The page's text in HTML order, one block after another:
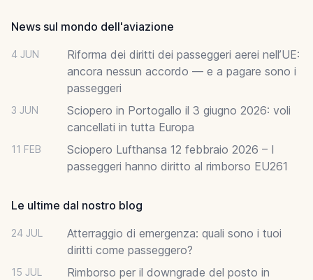
News sul mondo dell'aviazione
4 JUN
Riforma dei diritti dei passeggeri aerei nell’UE:
ancora nessun accordo — e a pagare sono i
passeggeri
3 JUN
Sciopero in Portogallo il 3 giugno 2026: voli
cancellati in tutta Europa
11 FEB
Sciopero Lufthansa 12 febbraio 2026 – I
passeggeri hanno diritto al rimborso EU261
Le ultime dal nostro blog
24 JUL
Atterraggio di emergenza: quali sono i tuoi
diritti come passeggero?
15 JUL
Rimborso per il downgrade del posto in